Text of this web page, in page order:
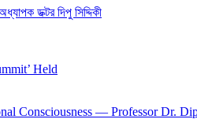
ডক্টর দিপু সিদ্দিকী
Held
Consciousness — Professor Dr.